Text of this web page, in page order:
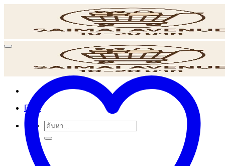
เนื้อหา
POS
ค้นหา: